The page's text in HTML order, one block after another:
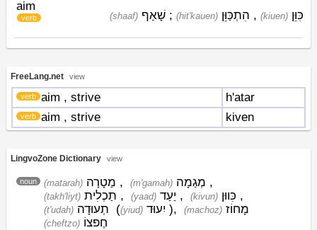
aim
verb (kiuen) כִּוֵּן ,
(hit'kauen) הִתְכַּוֵּן ;
(shaaf) שָׁאַף
FreeLang.net view
aim
verb , strive
h'atar
aim
verb , strive kiven
LingvoZone Dictionary view
noun (matarah) מַטָרָה , (m'gamah) מְגַמָה ,
(takh'liyt) תַכְלִית , (yaad) יַעַד , (kivun) כִּווּן ,
(t'udah) תְעוּדָה ((yiud) יִעוּד ), (machoz) מָחוֹז
(cheftzo) חֶפצוֹ